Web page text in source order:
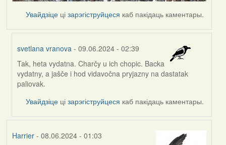
Увайдзіце цізарэгіструйцеся каб пакідаць каментары.
svetlana vranova - 09.06.2024 - 02:39
In
reply
to
Tak, heta vydatna. Charčy u ich chopic. Backa
vydatny, a jašče i hod vidavočna pryjazny na dastatak
paliovak.
Увайдзіце цізарэгіструйцеся каб пакідаць каментары.
Harrier- 08.06.2024 - 01:03